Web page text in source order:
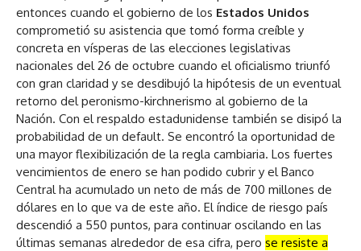
entonces cuando el gobierno de los Estados Unidos
comprometió su asistencia que tomó forma creíble y
concreta en vísperas de las elecciones legislativas
nacionales del 26 de octubre cuando el oficialismo triunfó
con gran claridad y se desdibujó la hipótesis de un eventual
retorno del peronismo-kirchnerismo al gobierno de la
Nación. Con el respaldo estadunidense también se disipó la
probabilidad de un default. Se encontró la oportunidad de
una mayor flexibilización de la regla cambiaria. Los fuertes
vencimientos de enero se han podido cubrir y el Banco
Central ha acumulado un neto de más de 700 millones de
dólares en lo que va de este año. El índice de riesgo país
descendió a 550 puntos, para continuar oscilando en las
últimas semanas alrededor de esa cifra, pero se resiste a